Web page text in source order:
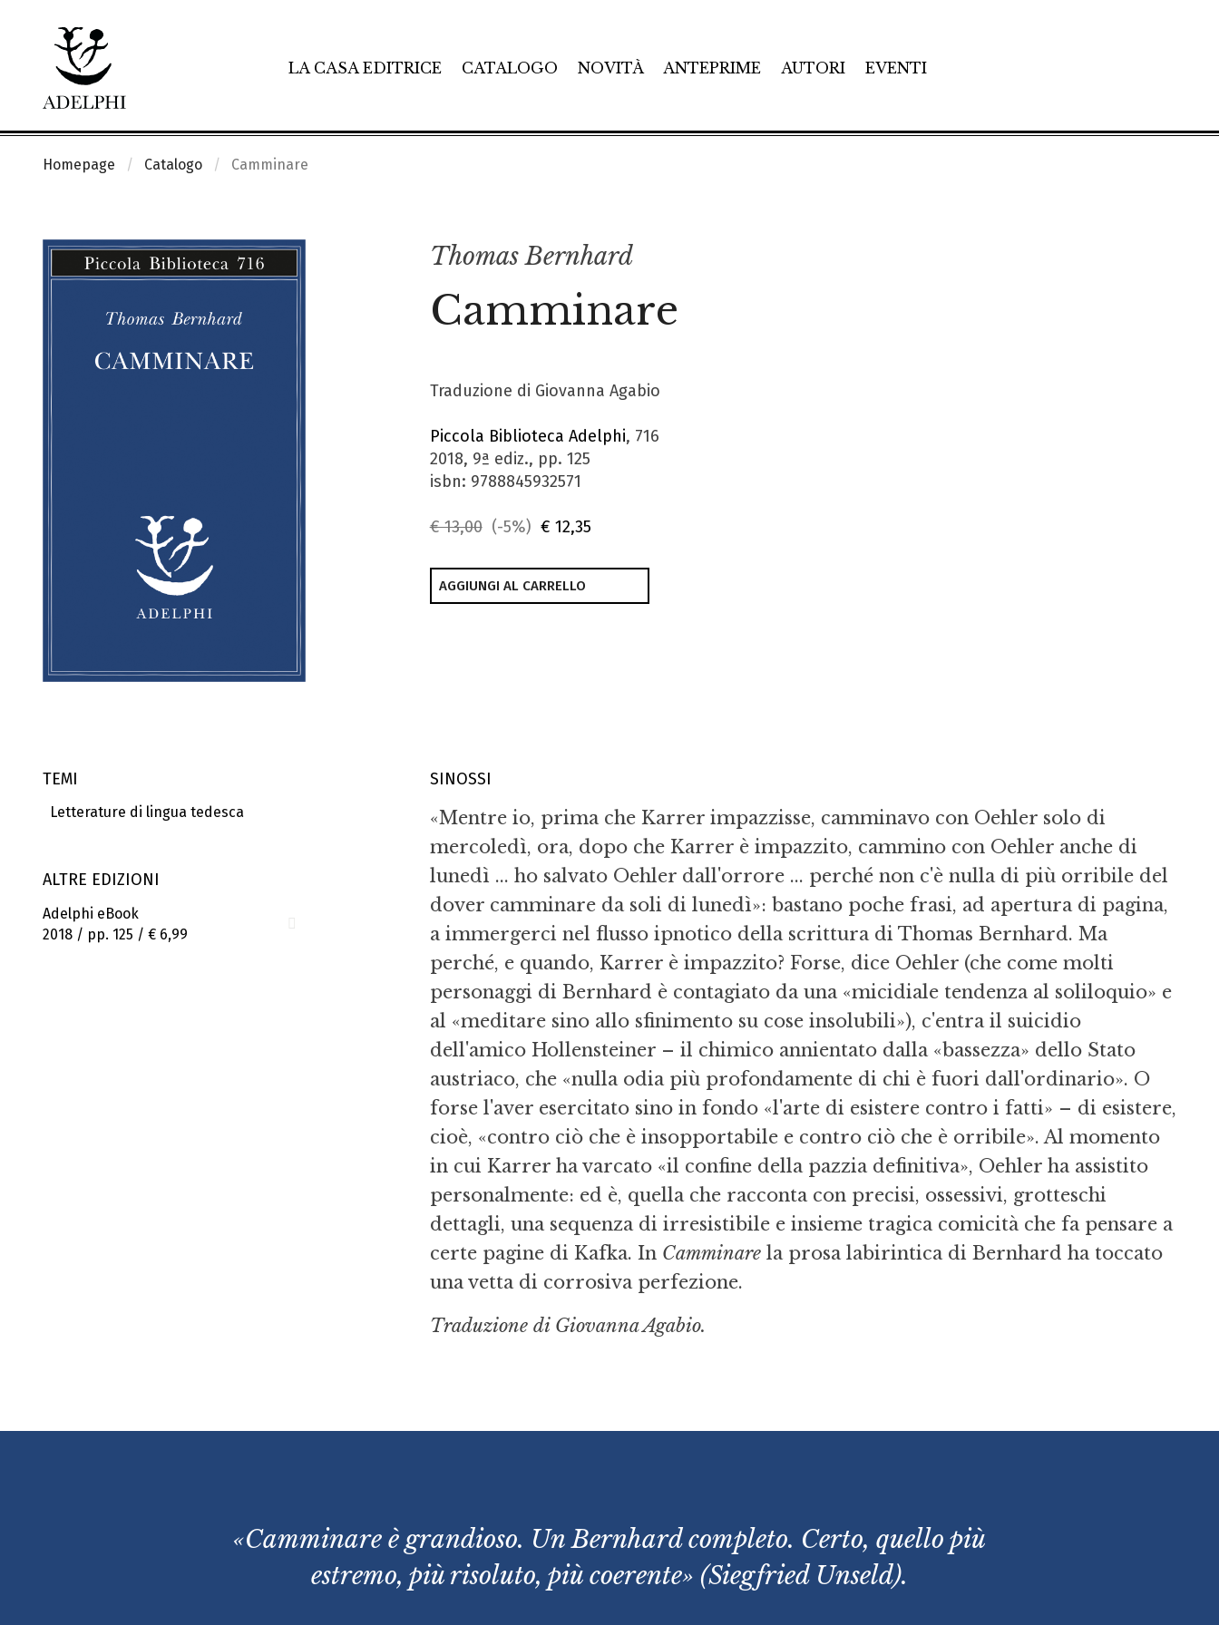
LA CASA EDITRICE CATALOGO NOVITÀ ANTEPRIME AUTORI EVENTI
Homepage Catalogo Camminare
Thomas Bernhard
Camminare
Traduzione di Giovanna Agabio
Piccola Biblioteca Adelphi, 716
2018, 9ª ediz., pp. 125
isbn: 9788845932571
€ 13,00 (-5%) € 12,35
AGGIUNGI AL CARRELLO
TEMI
Letterature di lingua tedesca
ALTRE EDIZIONI
Adelphi eBook
2018 / pp. 125 / € 6,99
SINOSSI
«Mentre io, prima che Karrer impazzisse, camminavo con Oehler solo di
mercoledì, ora, dopo che Karrer è impazzito, cammino con Oehler anche di
lunedì ... ho salvato Oehler dall'orrore ... perché non c'è nulla di più orribile del
dover camminare da soli di lunedì»: bastano poche frasi, ad apertura di pagina,
a immergerci nel flusso ipnotico della scrittura di Thomas Bernhard. Ma
perché, e quando, Karrer è impazzito? Forse, dice Oehler (che come molti
personaggi di Bernhard è contagiato da una «micidiale tendenza al soliloquio» e
al «meditare sino allo sfinimento su cose insolubili»), c'entra il suicidio
dell'amico Hollensteiner – il chimico annientato dalla «bassezza» dello Stato
austriaco, che «nulla odia più profondamente di chi è fuori dall'ordinario». O
forse l'aver esercitato sino in fondo «l'arte di esistere contro i fatti» – di esistere,
cioè, «contro ciò che è insopportabile e contro ciò che è orribile». Al momento
in cui Karrer ha varcato «il confine della pazzia definitiva», Oehler ha assistito
personalmente: ed è, quella che racconta con precisi, ossessivi, grotteschi
dettagli, una sequenza di irresistibile e insieme tragica comicità che fa pensare a
certe pagine di Kafka. In Camminarela prosa labirintica di Bernhard ha toccato
una vetta di corrosiva perfezione.
Traduzione di Giovanna Agabio.
«Camminare è grandioso. Un Bernhard completo. Certo, quello più
estremo, più risoluto, più coerente» (Siegfried Unseld).